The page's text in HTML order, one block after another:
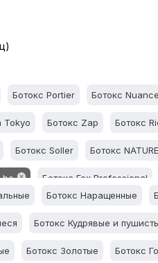
Ботокс Portier Ботокс Nuance
Tokyo Ботокс Zap Ботокс
Ботокс Soller Ботокс
be Ботокс Fox Professional
Ботокс Наращенные
Ботокс Кудрявые и
Ботокс Золотые Ботокс